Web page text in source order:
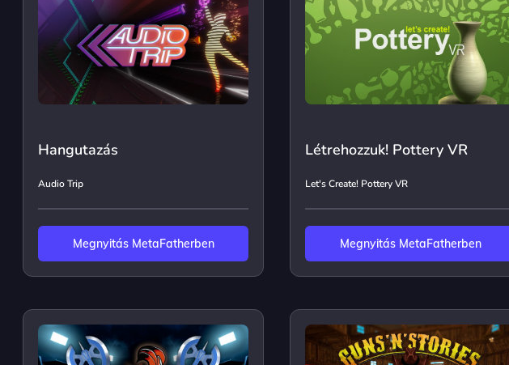
Hangutazás
Audio Trip
Megnyitás MetaFatherben
Létrehozzuk! Pottery VR
Let's Create! Pottery VR
Megnyitás MetaFatherben